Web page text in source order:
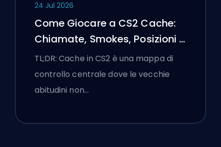
24 Jul 2026
Come Giocare a CS2 Cache:
Chiamate, Smokes, Posizioni e
Suggerimenti Premier
TL;DR: Cache in CS2 è una mappa di
controllo centrale dove le vecchie
abitudini non…